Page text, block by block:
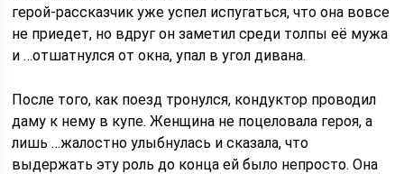
герой-рассказчик уже успел испугаться, что она вовсе
не приедет, но вдруг он заметил среди толпы её мужа
и …отшатнулся от окна, упал в угол дивана.
После того, как поезд тронулся, кондуктор проводил
даму к нему в купе. Женщина не поцеловала героя, а
лишь …жалостно улыбнулась и сказала, что
выдержать эту роль до конца ей было непросто. Она